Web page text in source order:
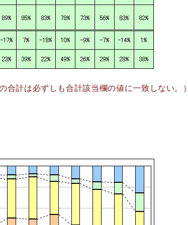
計は必ずしも合計該当欄の値に一致しない。）